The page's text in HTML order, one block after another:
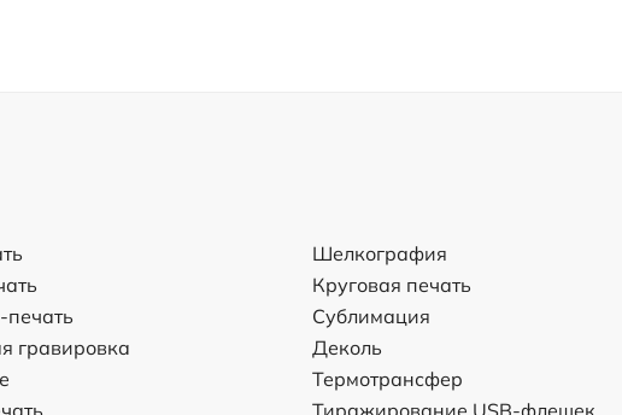
гравировка
Шелкография
Круговая печать
Сублимация
Деколь
Термотрансфер
Тиражирование USB-флешек